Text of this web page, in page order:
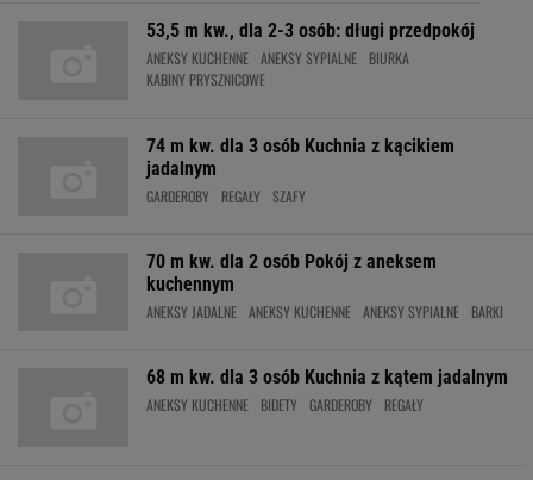
53,5 m kw., dla 2-3 osób: długi przedpokój
ANEKSY KUCHENNE ANEKSY SYPIALNE
BIURKA
KABINY PRYSZNICOWE
74 m kw. dla 3 osób Kuchnia z kącikiem
jadalnym
GARDEROBY REGAŁY SZAFY
70 m kw. dla 2 osób Pokój z aneksem
kuchennym
ANEKSY JADALNE ANEKSY KUCHENNE ANEKSY SYPIALNE BARKI
68 m kw. dla 3 osób Kuchnia z kątem jadalnym
ANEKSY KUCHENNE BIDETY GARDEROBY REGAŁY